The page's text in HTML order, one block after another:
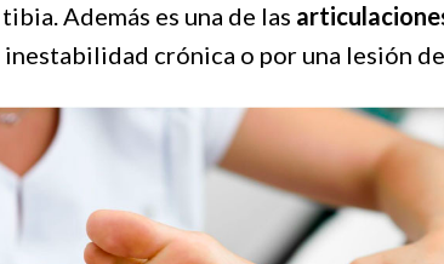
Además es una de las
crónica o por una lesión